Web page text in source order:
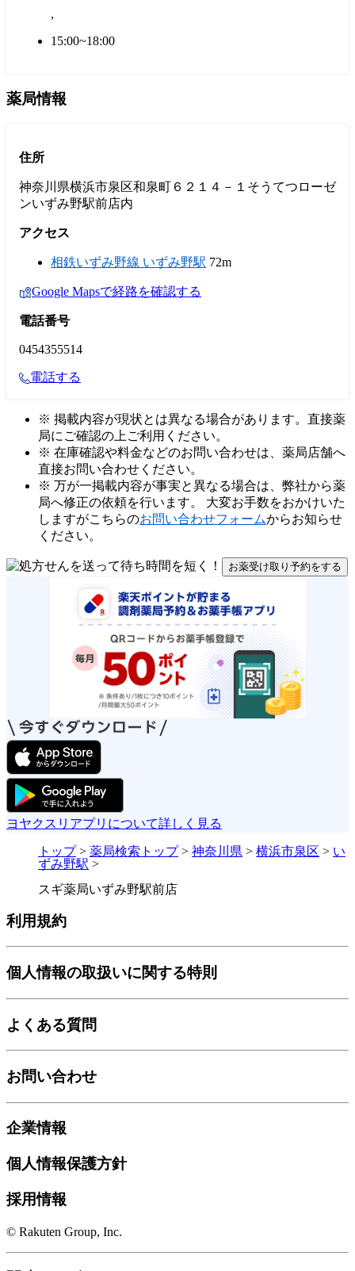
,
15:00~18:00
薬局情報
住所
神奈川県横浜市泉区和泉町６２１４－１そうてつローゼ
ンいずみ野駅前店内
アクセス
相鉄いずみ野線 いずみ野駅 72m
Google Mapsで経路を確認する
電話番号
0454355514
電話する
※ 掲載内容が現状とは異なる場合があります。直接薬
局にご確認の上ご利用ください。
※ 在庫確認や料金などのお問い合わせは、薬局店舗へ
直接お問い合わせください。
※ 万が一掲載内容が事実と異なる場合は、弊社から薬
局へ修正の依頼を行います。 大変お手数をおかけいた
しますがこちらのお問い合わせフォームからお知らせ
ください。
お薬受け取り予約をする
ヨヤクスリアプリについて詳しく見る
トップ> 薬局検索トップ> 神奈川県 > 横浜市泉区 > い
ずみ野駅 >
スギ薬局いずみ野駅前店
利用規約
個人情報の取扱いに関する特則
よくある質問
お問い合わせ
企業情報
個人情報保護方針
採用情報
© Rakuten Group, Inc.